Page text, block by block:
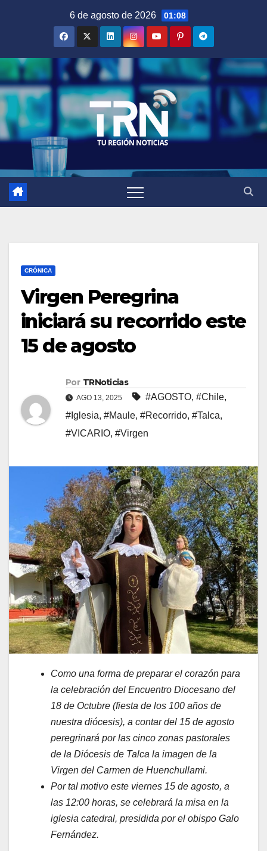
6 de agosto de 2026 01:08
CRÓNICA
Virgen Peregrina
iniciará su recorrido este
15 de agosto
Por TRNoticias
AGO 13, 2025 #AGOSTO, #Chile,
#Iglesia, #Maule, #Recorrido, #Talca,
#VICARIO, #Virgen
Como una forma de preparar el corazón para
la celebración del Encuentro Diocesano del
18 de Octubre (fiesta de los 100 años de
nuestra diócesis), a contar del 15 de agosto
peregrinará por las cinco zonas pastorales
de la Diócesis de Talca la imagen de la
Virgen del Carmen de Huenchullami.
Por tal motivo este viernes 15 de agosto, a
las 12:00 horas, se celebrará la misa en la
iglesia catedral, presidida por el obispo Galo
Fernández.